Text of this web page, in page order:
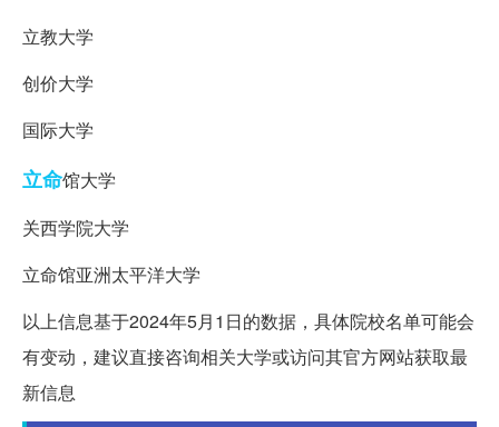
立教大学
创价大学
国际大学
立命馆大学
关西学院大学
立命馆亚洲太平洋大学
以上信息基于2024年5月1日的数据，具体院校名单可能会
有变动，建议直接咨询相关大学或访问其官方网站获取最
新信息